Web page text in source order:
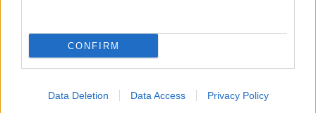
CONFIRM
Data Deletion Data Access Privacy Policy